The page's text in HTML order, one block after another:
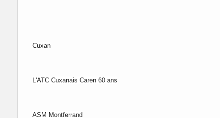
Cuxan
L'ATC Cuxanais Caren 60 ans
ASM Montferrand